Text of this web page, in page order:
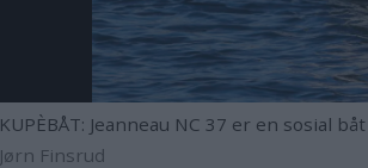
KUPÈBÅT: Jeanneau NC 37 er en sosial båt med mulighet
Jørn Finsrud